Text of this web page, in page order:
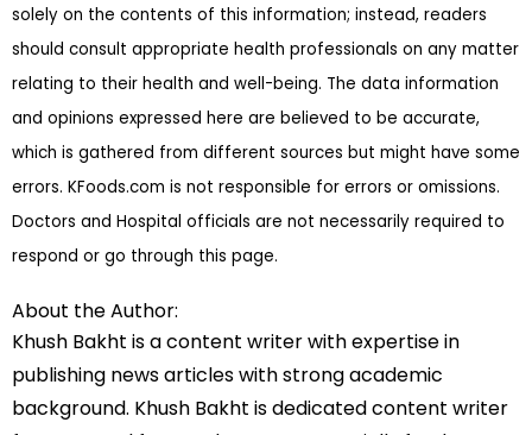
solely on the contents of this information; instead, readers
should consult appropriate health professionals on any matter
relating to their health and well-being. The data information
and opinions expressed here are believed to be accurate,
which is gathered from different sources but might have some
errors. KFoods.com is not responsible for errors or omissions.
Doctors and Hospital officials are not necessarily required to
respond or go through this page.
About the Author:
Khush Bakht is a content writer with expertise in
publishing news articles with strong academic
background. Khush Bakht is dedicated content writer